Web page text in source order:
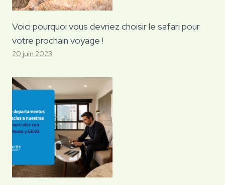
Voici pourquoi vous devriez choisir le safari pour
votre prochain voyage !
20 juin 2023